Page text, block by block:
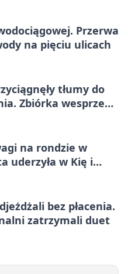
Przerwa
na pięciu ulicach
tłumy do
Zbiórka wesprze
na rondzie w
uderzyła w Kię i
bez płacenia.
zatrzymali duet